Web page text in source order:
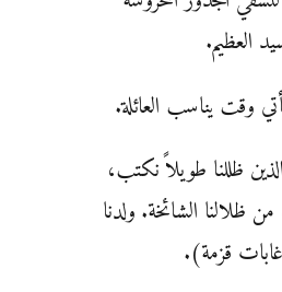
العظيم.
وقت يناسب العائلة.
ظللنا طويلاً نكتب،
ظلالنا الشائخة. ولدنا
قزمة).